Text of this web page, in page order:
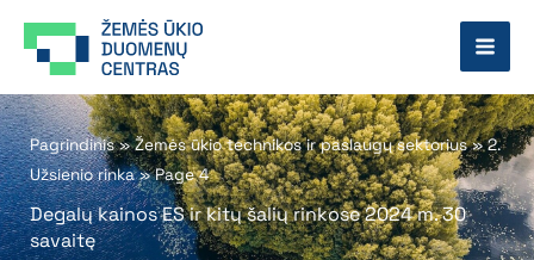
prie
Pagrindinis»Žemės ūkio technikos ir paslaugų sektorius»2.
Užsienio rinka»Page 4
Degalų kainos ES ir kitų šalių rinkose 2024 m. 30
savaitę